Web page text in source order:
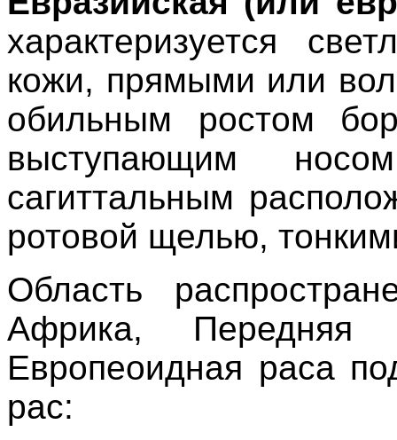
характеризуется
кожи, прямыми или
обильным ростом
выступающим
сагиттальным
ротовой щелью,
Область
Африка, Передняя
Европеоидная раса
рас: